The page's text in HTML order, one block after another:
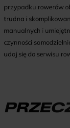
przypadku rowerów
trudna i
manualnych i
czynności
udaj się do serwisu